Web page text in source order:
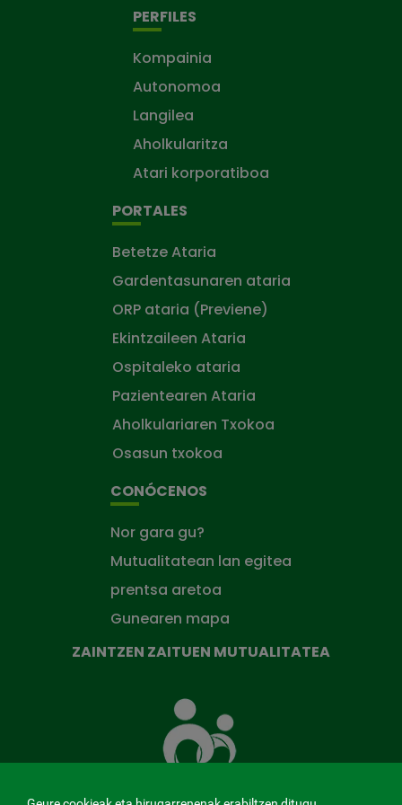
PERFILES
Kompainia
Autonomoa
Langilea
Aholkularitza
Atari korporatiboa
PORTALES
Betetze Ataria
Gardentasunaren ataria
ORP ataria (Previene)
Ekintzaileen Ataria
Ospitaleko ataria
Pazientearen Ataria
Aholkulariaren Txokoa
Osasun txokoa
CONÓCENOS
Nor gara gu?
Mutualitatean lan egitea
prentsa aretoa
Gunearen mapa
ZAINTZEN ZAITUEN MUTUALITATEA
zaituen
Mutua